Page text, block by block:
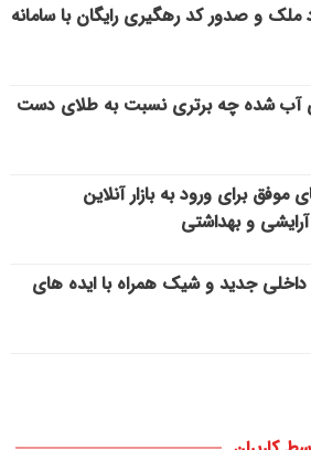
ملک و صدور کد رهگیری رایگان با سامانه
آب شده چه برتری نسبت به طلای دست
موفق برای ورود به بازار آنلاین
و بهداشتی
داخلی جدید و شیک همراه با ایده های